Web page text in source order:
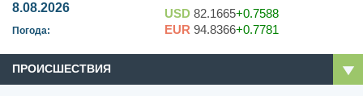
8.08.2026
Погода:
USD 82.1665+0.7588
EUR 94.8366+0.7781
ПРОИСШЕСТВИЯ